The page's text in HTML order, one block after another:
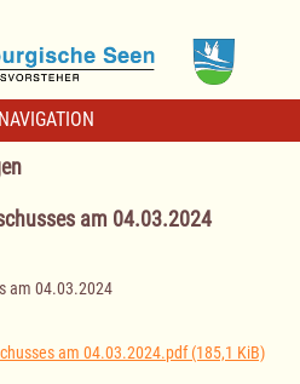
NAVIGATION
am 04.03.2024
am 04.03.2024
am 04.03.2024.pdf(185,1 KiB)